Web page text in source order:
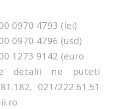
0970 4793 (lei)
0970 4796 (usd)
1273 9142 (euro
detalii ne puteti
021/222.61.51